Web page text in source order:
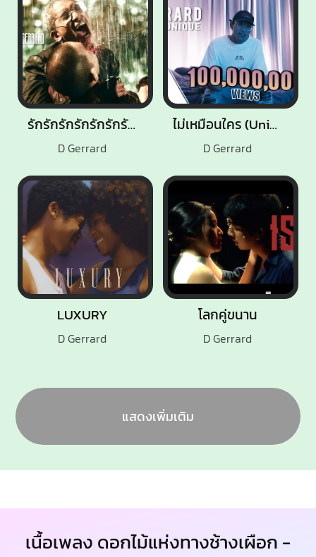
ไม่เหมือนใคร (Unique)
D Gerrard
รักรักรักรักรักรักรัก (Talk Less)
D Gerrard
LUXURY
D Gerrard
โลกคู่ขนาน
D Gerrard
แสดงเพิ่มเติม
เนื้อเพลง ดอกไม้แห่งทางช้างเผือก -